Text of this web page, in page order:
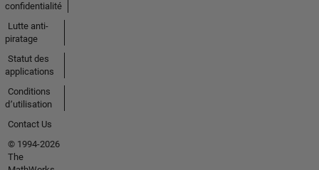
confidentialité
Lutte anti-
piratage
Statut des
applications
Conditions
d՚utilisation
Contact Us
© 1994-2026
The